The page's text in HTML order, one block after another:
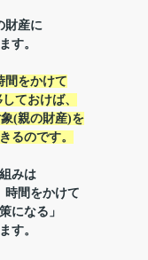
財産に
す。
間をかけて
ておけば、
(親の財産)を
るのです。
みは
時間をかけて
になる」
す。